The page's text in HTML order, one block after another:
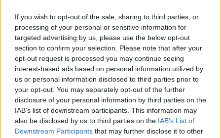
If you wish to opt-out of the sale, sharing to third parties, or
processing of your personal or sensitive information for
targeted advertising by us, please use the below opt-out
section to confirm your selection. Please note that after your
opt-out request is processed you may continue seeing
interest-based ads based on personal information utilized by
us or personal information disclosed to third parties prior to
your opt-out. You may separately opt-out of the further
disclosure of your personal information by third parties on the
IAB’s list of downstream participants. This information may
also be disclosed by us to third parties on the IAB’s List of
Downstream Participants that may further disclose it to other
Hamarosan szerelmes lett Lizibe. Attól a naptól
kezdődően csak őt figyelte, csak őt kereste a
tekintetével. Persze, Zozó nem látta minden nap a
szerelmét. Mindig más menetrend szerint járt. De,
amikor meglátta azonnal megdobogtatta a szívét, és
attól kezdve már jól telt a napja. Közben szép lassan
megérkezett a többi Skoda is, az első harminc
testvére Csehországból.
Lizinek is feltűnt Zozó. És úgy tűnt, viszonozta az